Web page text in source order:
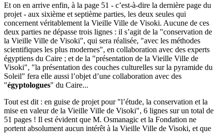
Et on en arrive enfin, à la page 51 - c’est-à-dire la dernière page du
projet - aux sixième et septième parties, les deux seules qui
concernent véritablement la Vieille Ville de Visoki. Aucune de ces
deux parties ne dépasse trois lignes : il s’agit de la "conservation de
la Vieille Ville de Visoki", qui sera réalisée, "avec les méthodes
scientifiques les plus modernes", en collaboration avec des experts
égyptiens du Caire ; et de la "présentation de la Vieille Ville de
Visoki", "la présentation des couches culturelles sur la pyramide du
Soleil" fera elle aussi l’objet d’une collaboration avec des
"égyptologues" du Caire...
Tout est dit : en guise de projet pour "l’étude, la conservation et la
mise en valeur de la Vieille Ville de Visoki", 6 lignes sur un total de
51 pages ! Il est évident que M. Osmanagic et la Fondation ne
portent absolument aucun intérêt à la Vieille Ville de Visoki, et que